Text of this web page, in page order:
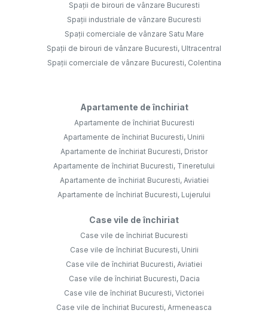
Spații de birouri de vânzare Bucuresti
Spații industriale de vânzare Bucuresti
Spații comerciale de vânzare Satu Mare
Spații de birouri de vânzare Bucuresti, Ultracentral
Spații comerciale de vânzare Bucuresti, Colentina
Apartamente de închiriat
Apartamente de închiriat Bucuresti
Apartamente de închiriat Bucuresti, Unirii
Apartamente de închiriat Bucuresti, Dristor
Apartamente de închiriat Bucuresti, Tineretului
Apartamente de închiriat Bucuresti, Aviatiei
Apartamente de închiriat Bucuresti, Lujerului
Case vile de închiriat
Case vile de închiriat Bucuresti
Case vile de închiriat Bucuresti, Unirii
Case vile de închiriat Bucuresti, Aviatiei
Case vile de închiriat Bucuresti, Dacia
Case vile de închiriat Bucuresti, Victoriei
Case vile de închiriat Bucuresti, Armeneasca